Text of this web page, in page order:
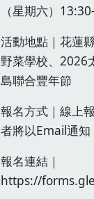
（星期六）
活動地點｜花蓮
野菜學校、2026
島聯合豐年節
報名方式｜線上
者將以Email通知
報名連結｜
https://